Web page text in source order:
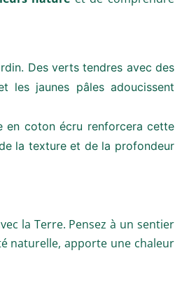
Des verts tendres avec des
les jaunes pâles adoucissent
en coton écru renforcera cette
la texture et de la profondeur
la Terre. Pensez à un sentier
naturelle, apporte une chaleur